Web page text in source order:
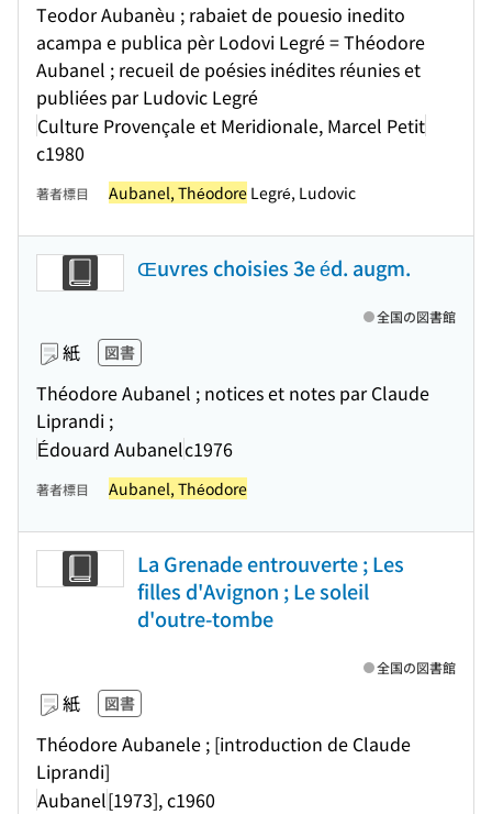
Teodor Aubanèu ; rabaiet de pouesio inedito
acampa e publica pèr Lodovi Legré = Théodore
Aubanel ; recueil de poésies inédites réunies et
publiées par Ludovic Legré
Culture Provençale et Meridionale, Marcel Petit
c1980
著者標目 Aubanel, Théodore Legré, Ludovic
Œuvres choisies 3e éd. augm.
紙 図書
Théodore Aubanel ; notices et notes par Claude
Liprandi ;
Édouard Aubanelc1976
全国の図書館
著者標目 Aubanel, Théodore
La Grenade entrouverte ; Les
filles d'Avignon ; Le soleil
d'outre-tombe
紙 図書
Théodore Aubanele ; [introduction de Claude
Liprandi]
Aubanel[1973], c1960
全国の図書館